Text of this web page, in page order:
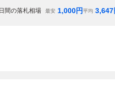
日間の落札相場 最安 1,000円平均 3,647